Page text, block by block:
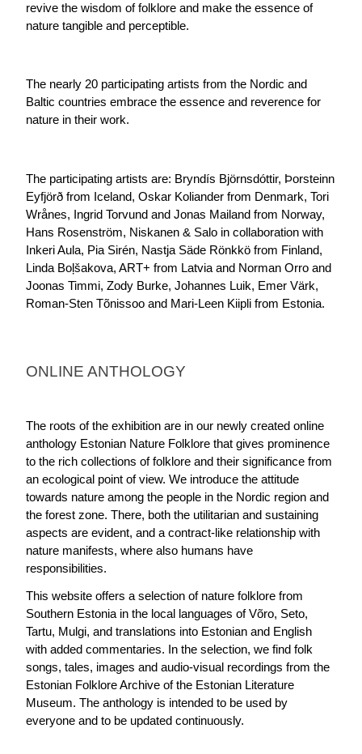
revive the wisdom of folklore and make the essence of
nature tangible and perceptible.
The nearly 20 participating artists from the Nordic and
Baltic countries embrace the essence and reverence for
nature in their work.
The participating artists are: Bryndís Björnsdóttir, Þorsteinn
Eyfjörð from Iceland, Oskar Koliander from Denmark, Tori
Wrånes, Ingrid Torvund and Jonas Mailand from Norway,
Hans Rosenström, Niskanen & Salo in collaboration with
Inkeri Aula, Pia Sirén, Nastja Säde Rönkkö from Finland,
Linda Boļšakova, ART+ from Latvia and Norman Orro and
Joonas Timmi, Zody Burke, Johannes Luik, Emer Värk,
Roman-Sten Tõnissoo and Mari-Leen Kiipli from Estonia.
ONLINE ANTHOLOGY
The roots of the exhibition are in our newly created online
anthology Estonian Nature Folklore that gives prominence
to the rich collections of folklore and their significance from
an ecological point of view. We introduce the attitude
towards nature among the people in the Nordic region and
the forest zone. There, both the utilitarian and sustaining
aspects are evident, and a contract-like relationship with
nature manifests, where also humans have
responsibilities.
This website offers a selection of nature folklore from
Southern Estonia in the local languages of Võro, Seto,
Tartu, Mulgi, and translations into Estonian and English
with added commentaries. In the selection, we find folk
songs, tales, images and audio-visual recordings from the
Estonian Folklore Archive of the Estonian Literature
Museum. The anthology is intended to be used by
everyone and to be updated continuously.